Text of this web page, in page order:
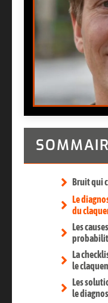
Bruit qui
Le
du
Les
La
le
Les
le